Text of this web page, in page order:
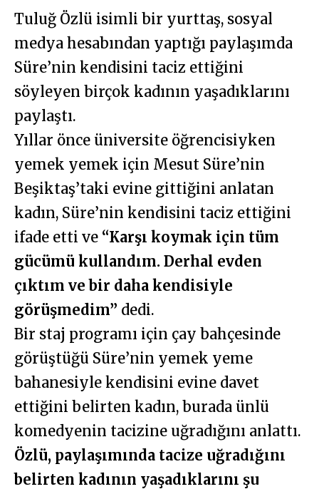
Tuluğ Özlü isimli bir yurttaş, sosyal
medya hesabından yaptığı paylaşımda
Süre’nin kendisini taciz ettiğini
söyleyen birçok kadının yaşadıklarını
paylaştı.
Yıllar önce üniversite öğrencisiyken
yemek yemek için Mesut Süre’nin
Beşiktaş’taki evine gittiğini anlatan
kadın, Süre’nin kendisini taciz ettiğini
ifade etti ve “Karşı koymak için tüm
gücümü kullandım. Derhal evden
çıktım ve bir daha kendisiyle
görüşmedim” dedi.
Bir staj programı için çay bahçesinde
görüştüğü Süre’nin yemek yeme
bahanesiyle kendisini evine davet
ettiğini belirten kadın, burada ünlü
komedyenin tacizine uğradığını anlattı.
Özlü, paylaşımında tacize uğradığını
belirten kadının yaşadıklarını şu